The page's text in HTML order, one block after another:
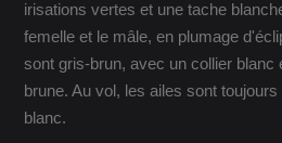
irisations vertes et une tache
femelle et le mâle, en plumage
sont gris-brun, avec un collier blanc
brune. Au vol, les ailes sont
blanc.